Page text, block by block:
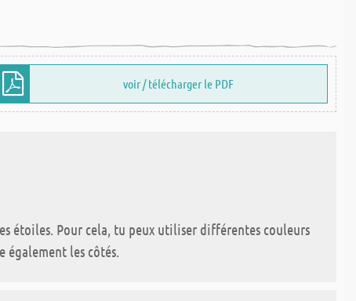
voir / télécharger le PDF
étoiles. Pour cela, tu peux utiliser différentes couleurs
également les côtés.